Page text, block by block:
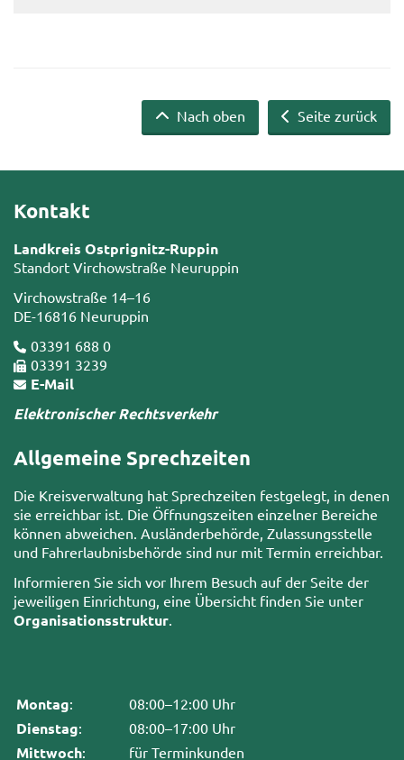
Seite zurück
Nach oben
Kontakt
Landkreis Ostprignitz-Ruppin
Standort Virchowstraße Neuruppin
Virchowstraße 14–16
DE-16816 Neuruppin
03391 688 0
03391 3239
E-Mail
Elektronischer Rechtsverkehr
Allgemeine Sprechzeiten
Die Kreisverwaltung hat Sprechzeiten festgelegt, in denen
sie erreichbar ist. Die Öffnungszeiten einzelner Bereiche
können abweichen. Ausländerbehörde, Zulassungsstelle
und Fahrerlaubnisbehörde sind nur mit Termin erreichbar.
Informieren Sie sich vor Ihrem Besuch auf der Seite der
jeweiligen Einrichtung, eine Übersicht finden Sie unter
Organisationsstruktur
Montag: 08:00–12:00 Uhr
Dienstag: 08:00–17:00 Uhr
Mittwoch: für Terminkunden